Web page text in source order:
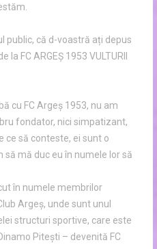
public, că d-voastră ați depus
FC ARGEȘ 1953 VULTURII
cu FC Argeș 1953, nu am
fondator, nici simpatizant,
ce să conteste, ei sunt o
mă duc eu în numele lor să
în numele membrilor
Argeș, unde sunt unul
structuri sportive, care este
Pitești – devenită FC